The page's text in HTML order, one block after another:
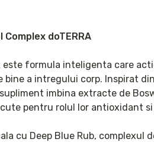
doTERRA
este formula inteligenta care
bine a intregului corp. Inspirat
imbina extracte de
pentru rolul lor antioxidant
cu Deep Blue Rub,